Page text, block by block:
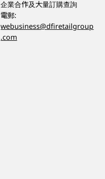
企業合作及大量訂購查詢
電郵:
webusiness@dfiretailgroup
.com